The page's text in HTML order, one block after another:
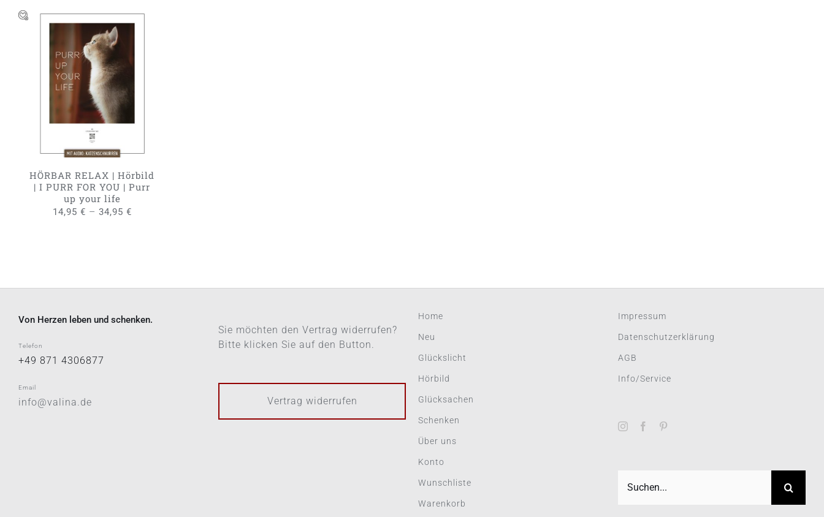
AUSFÜHRUNG WÄHLEN
VARIANTEN
KÖNNEN
AUF
QUICK VIEW
HÖRBAR RELAX | Hörbild
| I PURR FOR YOU | Purr
up your life
14,95 € – 34,95 €
Von Herzen leben und schenken.
Telefon
+49 871 4306877
Email
info@valina.de
Sie möchten den Vertrag widerrufen?
Bitte klicken Sie auf den Button.
Vertrag widerrufen
Home
Neu
Glückslicht
Hörbild
Glücksachen
Schenken
Über uns
Konto
Wunschliste
Warenkorb
Impressum
Datenschutzerklärung
AGB
Info/Service
nach: